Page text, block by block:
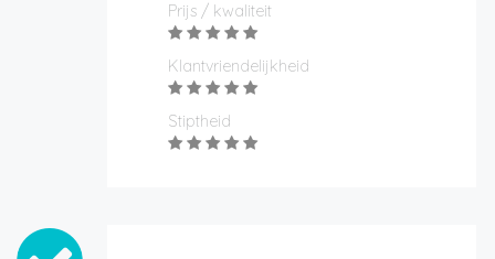
Prijs / kwaliteit
Klantvriendelijkheid
Stiptheid